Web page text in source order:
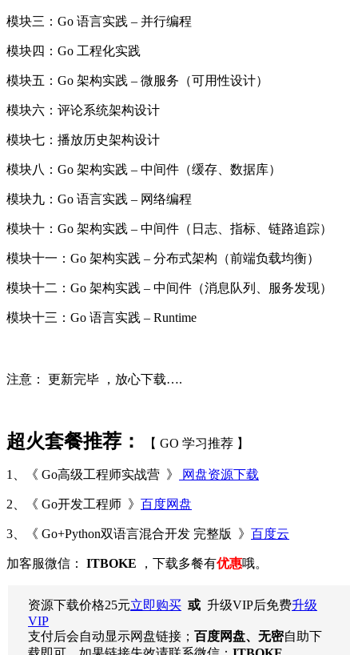
模块三：Go 语言实践 – 并行编程
模块四：Go 工程化实践
模块五：Go 架构实践 – 微服务（可用性设计）
模块六：评论系统架构设计
模块七：播放历史架构设计
模块八：Go 架构实践 – 中间件（缓存、数据库）
模块九：Go 语言实践 – 网络编程
模块十：Go 架构实践 – 中间件（日志、指标、链路追踪）
模块十一：Go 架构实践 – 分布式架构（前端负载均衡）
模块十二：Go 架构实践 – 中间件（消息队列、服务发现）
模块十三：Go 语言实践 – Runtime
注意： 更新完毕 ， 放心下载….
超火套餐推荐： 【 GO 学习推荐 】
1、《 Go高级工程师实战营 》 网盘资源下载
2、《 Go开发工程师 》 百度网盘
3、《 Go+Python双语言混合开发 完整版 》 百度云
加客服微信： ITBOKE ，下载多餐有优惠哦。
资源下载价格25元立即购买 或 升级VIP后免费升级
VIP
支付后会自动显示网盘链接； 百度网盘、无密自助下